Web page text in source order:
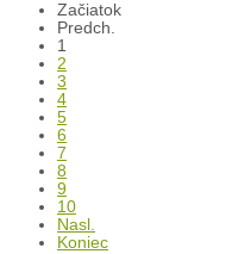
Začiatok
Predch.
1
2
3
4
5
6
7
8
9
10
Nasl.
Koniec